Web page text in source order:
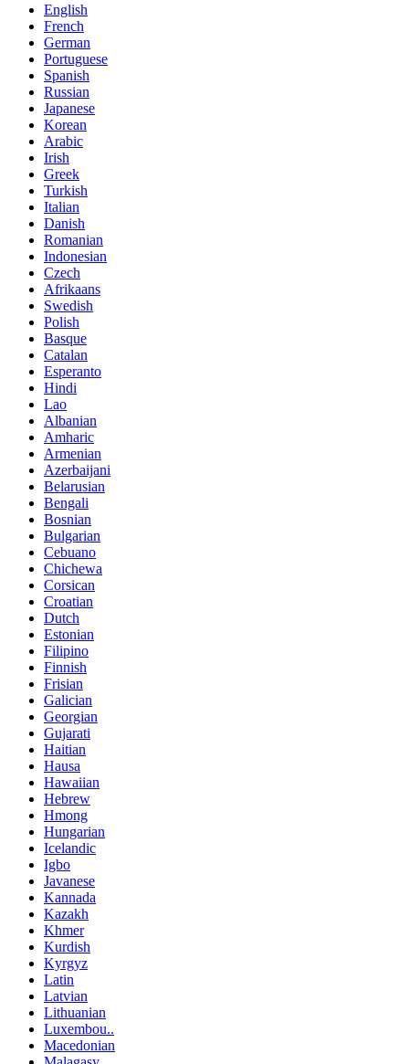
English
French
German
Portuguese
Spanish
Russian
Japanese
Korean
Arabic
Irish
Greek
Turkish
Italian
Danish
Romanian
Indonesian
Czech
Afrikaans
Swedish
Polish
Basque
Catalan
Esperanto
Hindi
Lao
Albanian
Amharic
Armenian
Azerbaijani
Belarusian
Bengali
Bosnian
Bulgarian
Cebuano
Chichewa
Corsican
Croatian
Dutch
Estonian
Filipino
Finnish
Frisian
Galician
Georgian
Gujarati
Haitian
Hausa
Hawaiian
Hebrew
Hmong
Hungarian
Icelandic
Igbo
Javanese
Kannada
Kazakh
Khmer
Kurdish
Kyrgyz
Latin
Latvian
Lithuanian
Luxembou..
Macedonian